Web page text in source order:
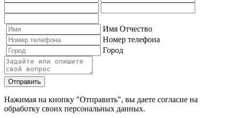
Имя Отчество
Номер телефона
Город
Отправить
Нажимая на кнопку "Отправить", вы даете согласие на
обработку своих персональных данных.